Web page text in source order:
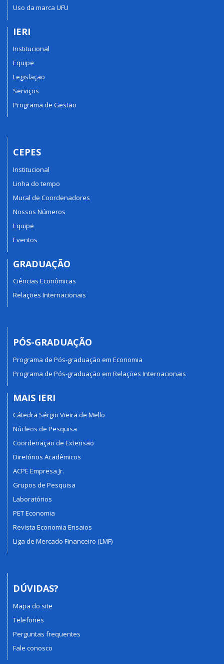
Uso da marca UFU
IERI
Institucional
Equipe
Legislação
Serviços
Programa de Gestão
CEPES
Institucional
Linha do tempo
Mural de Coordenadores
Nossos Números
Equipe
Eventos
GRADUAÇÃO
Ciências Econômicas
Relações Internacionais
PÓS-GRADUAÇÃO
Programa de Pós-graduação em Economia
Programa de Pós-graduação em Relações Internacionais
MAIS IERI
Cátedra Sérgio Vieira de Mello
Núcleos de Pesquisa
Coordenação de Extensão
Diretórios Acadêmicos
ACPE Empresa Jr.
Grupos de Pesquisa
Laboratórios
PET Economia
Revista Economia Ensaios
Liga de Mercado Financeiro (LMF)
DÚVIDAS?
Mapa do site
Telefones
Perguntas frequentes
Fale conosco